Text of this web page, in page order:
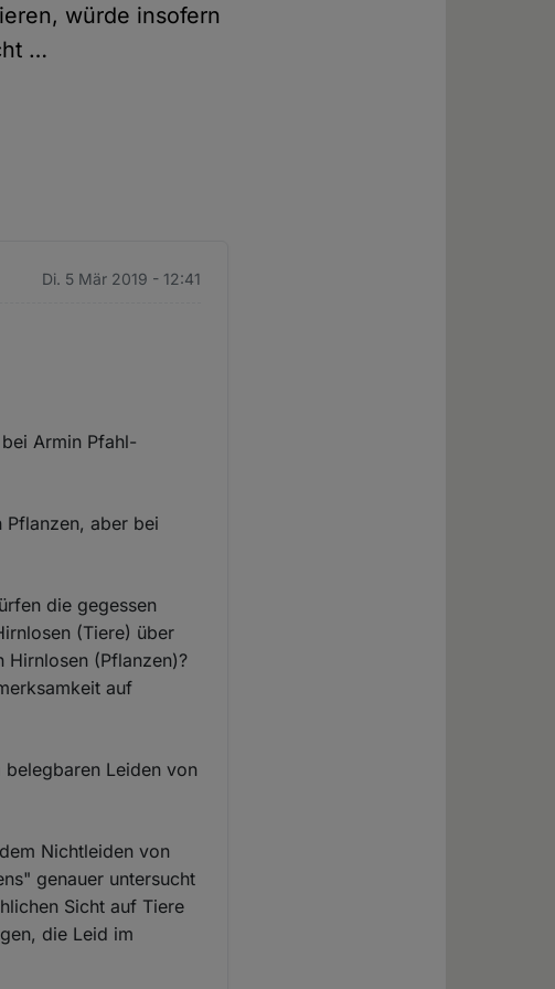
würde insofern
…
Di. 5 Mär 2019 - 12:41
Armin Pfahl-
aber bei
die gegessen
(Tiere) über
Hirnlosen (Pflanzen)?
auf
Leiden von
Nichtleiden von
genauer untersucht
Sicht auf Tiere
die Leid im